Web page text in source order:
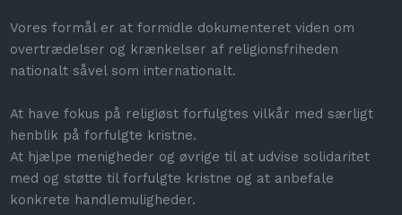
Vores formål er at formidle dokumenteret viden om
overtrædelser og krænkelser af religionsfriheden
nationalt såvel som internationalt.
​At have fokus på religiøst forfulgtes vilkår med særligt
henblik på forfulgte kristne.
At hjælpe menigheder og øvrige til at udvise solidaritet
med og støtte til forfulgte kristne og at anbefale
konkrete handlemuligheder.